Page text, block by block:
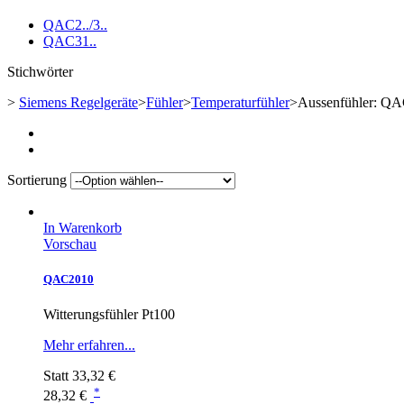
QAC2../3..
QAC31..
Stichwörter
> Siemens Regelgeräte>Fühler>Temperaturfühler>Aussenfühler:
Sortierung
In Warenkorb
Vorschau
QAC2010
Witterungsfühler Pt100
Mehr erfahren...
Statt33,32 €
28,32 € *